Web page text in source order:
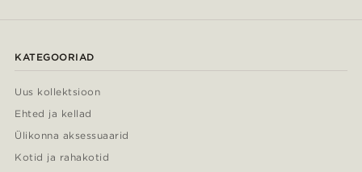
KATEGOORIAD
Uus kollektsioon
Ehted ja kellad
Ülikonna aksessuaarid
Kotid ja rahakotid